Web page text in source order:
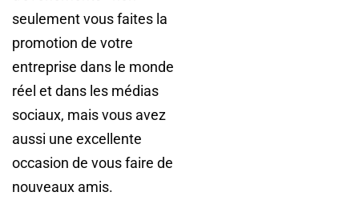
seulement vous faites la
promotion de votre
entreprise dans le monde
réel et dans les médias
sociaux, mais vous avez
aussi une excellente
occasion de vous faire de
nouveaux amis.